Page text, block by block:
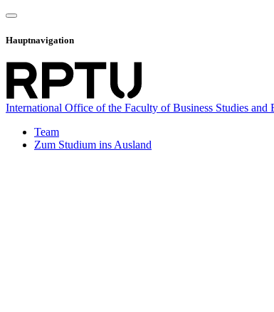
Hauptnavigation
International Office of the Faculty of Business Studies and
Team
Zum Studium ins Ausland